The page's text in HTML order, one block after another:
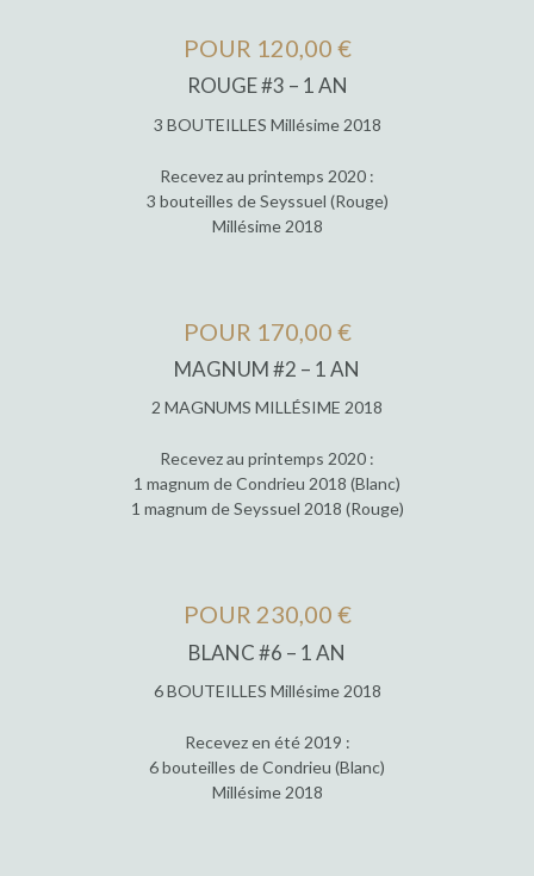
POUR 120,00 €
ROUGE #3 – 1 AN
3 BOUTEILLES Millésime 2018
Recevez au printemps 2020 :
3 bouteilles de Seyssuel (Rouge)
Millésime 2018
POUR 170,00 €
MAGNUM #2 – 1 AN
2 MAGNUMS MILLÉSIME 2018
Recevez au printemps 2020 :
1 magnum de Condrieu 2018 (Blanc)
1 magnum de Seyssuel 2018 (Rouge)
POUR 230,00 €
BLANC #6 – 1 AN
6 BOUTEILLES Millésime 2018
Recevez en été 2019 :
6 bouteilles de Condrieu (Blanc)
Millésime 2018